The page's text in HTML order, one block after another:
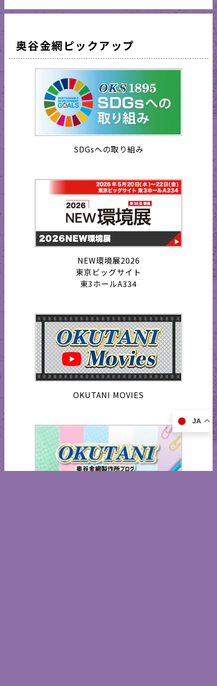
奥谷金網ピックアップ
SDGsへの取り組み
NEW環境展2026
東京ビッグサイト
東3ホールA334
OKUTANI MOVIES
JA